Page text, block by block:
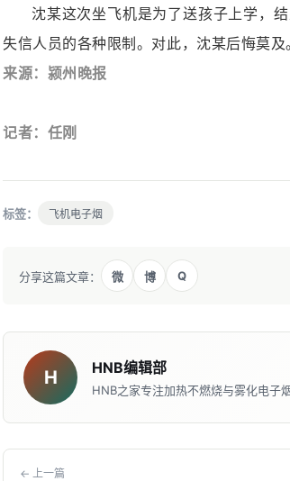
沈某这次坐飞机是为了送孩子上学，
失信人员的各种限制。对此，沈某后悔莫及
来源： 颍州晚报
记者： 任刚
标签： 飞机电子烟
分享这篇文章： 微 博 Q
H HNB编辑部
HNB之家专注加热不燃烧与雾化电子
← 上一篇